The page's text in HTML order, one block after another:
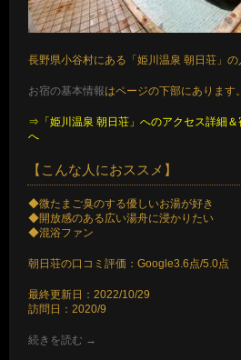
長野県小谷村にある「姫川温泉 朝日荘」の
お宿の基本情報はページの下部にあります。
⇒「姫川温泉 朝日荘」へのアクセス詳細
へ
【こんな人におススメ】
◆微たまご臭のする優しいお湯が好き
◆開放感のある広い湯舟に浸かりたい
◆混浴ファン
朝日荘の口コミ評価：Google3.6点/5.0点
最終更新日：2022/10/29
訪問日：2020/9
続きを読む →